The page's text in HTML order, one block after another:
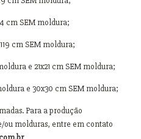
cm SEM moldura;
cm SEM moldura;
e 21x21 cm SEM moldura;
e 30x30 cm SEM moldura;
Para a produção
ou molduras, entre em contato